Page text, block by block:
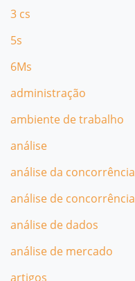
3 cs
5s
6Ms
administração
ambiente de trabalho
análise
análise da concorrência
análise de concorrência
análise de dados
análise de mercado
artigos